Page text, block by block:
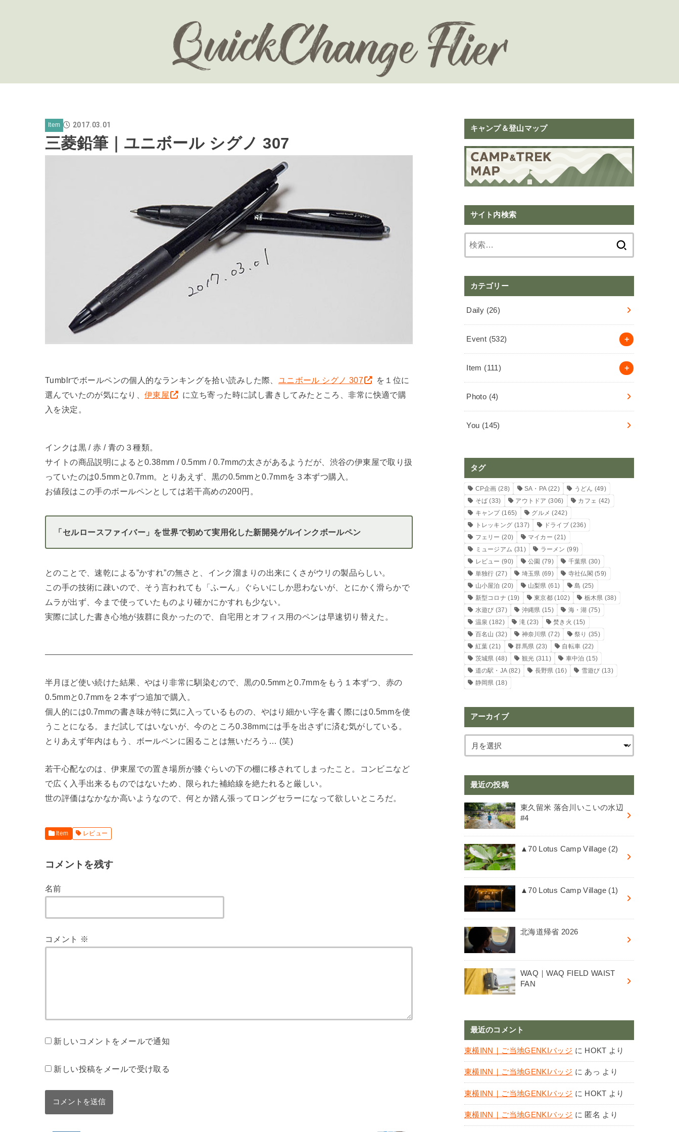
Item 2017.03.01
三菱鉛筆｜ユニボール シグノ 307
Tumblrでボールペンの個人的なランキングを拾い読みした際、 ユニボール シグノ 307
を１位に
選んでいたのが気になり、 伊東屋
に立ち寄った時に試し書きしてみたところ、非常に快適で購
入を決定。
インクは黒 / 赤 / 青の３種類。
サイトの商品説明によると0.38mm / 0.5mm / 0.7mmの太さがあるようだが、渋谷の伊東屋で取り扱
っていたのは0.5mmと0.7mm。とりあえず、黒の0.5mmと0.7mmを３本ずつ購入。
お値段はこの手のボールペンとしては若干高めの200円。
「セルロースファイバー」を世界で初めて実用化した新開発ゲルインクボールペン
とのことで、速乾による”かすれ”の無さと、インク溜まりの出来にくさがウリの製品らしい。
この手の技術に疎いので、そう言われても「ふーん」ぐらいにしか思わないが、とにかく滑らかで
ムラが出ず、今まで使っていたものより確かにかすれも少ない。
実際に試した書き心地が抜群に良かったので、自宅用とオフィス用のペンは早速切り替えた。
半月ほど使い続けた結果、やはり非常に馴染むので、黒の0.5mmと0.7mmをもう１本ずつ、赤の
0.5mmと0.7mmを２本ずつ追加で購入。
個人的には0.7mmの書き味が特に気に入っているものの、やはり細かい字を書く際には0.5mmを使
うことになる。まだ試してはいないが、今のところ0.38mmには手を出さずに済む気がしている。
とりあえず年内はもう、ボールペンに困ることは無いだろう… (笑)
若干心配なのは、伊東屋での置き場所が膝ぐらいの下の棚に移されてしまったこと。コンビニなど
で広く入手出来るものではないため、限られた補給線を絶たれると厳しい。
世の評価はなかなか高いようなので、何とか踏ん張ってロングセラーになって欲しいところだ。
Item レビュー
コメントを残す
名前
コメント ※
新しいコメントをメールで通知
新しい投稿をメールで受け取る
キャンプ＆登山マップ
サイト内検索
カテゴリー
Daily (26)
Event (532)
Item (111)
Photo (4)
You (145)
タグ
CP企画 (28) SA・PA(22) うどん (49)
そば (33) アウトドア (306) カフェ (42)
キャンプ(165) グルメ (242)
トレッキング (137) ドライブ (236)
フェリー (20) マイカー (21)
ミュージアム (31) ラーメン (99)
レビュー (90) 公園 (79) 千葉県 (30)
単独行 (27) 埼玉県 (69) 寺社仏閣 (59)
山小屋泊 (20) 山梨県 (61) 島 (25)
新型コロナ (19) 東京都 (102) 栃木県 (38)
水遊び (37) 沖縄県 (15) 海・湖 (75)
温泉 (182) 滝 (23) 焚き火 (15)
百名山 (32) 神奈川県 (72) 祭り (35)
紅葉 (21) 群馬県 (23) 自転車 (22)
茨城県 (48) 観光 (311) 車中泊 (15)
道の駅・JA(82) 長野県 (16) 雪遊び (13)
静岡県 (18)
アーカイブ
最近の投稿
東久留米 落合川いこいの水辺
#4
▲70 Lotus Camp Village (2)
▲70 Lotus Camp Village (1)
北海道帰省 2026
WAQ｜WAQ FIELD WAIST
FAN
最近のコメント
東横INN｜ご当地GENKIバッジ に HOKT より
東横INN｜ご当地GENKIバッジ に あっ より
東横INN｜ご当地GENKIバッジ に HOKT より
東横INN｜ご当地GENKIバッジ に 匿名 より